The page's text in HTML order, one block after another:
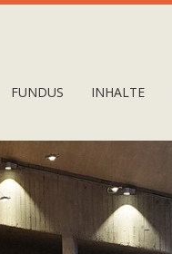
FUNDUS INHALTE